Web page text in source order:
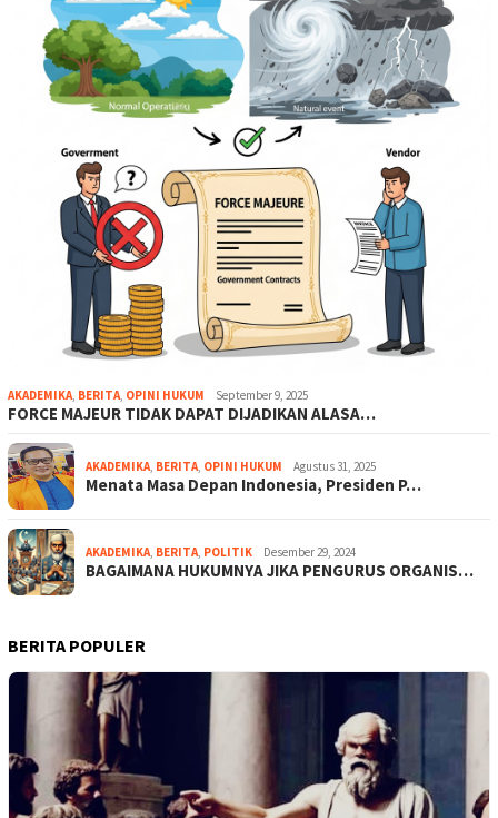
AKADEMIKA, BERITA, OPINI HUKUM September 9, 2025
FORCE MAJEUR TIDAK DAPAT DIJADIKAN ALASA…
AKADEMIKA, BERITA, OPINI HUKUM Agustus 31, 2025
Menata Masa Depan Indonesia, Presiden P…
AKADEMIKA, BERITA, POLITIK Desember 29, 2024
BAGAIMANA HUKUMNYA JIKA PENGURUS ORGANIS…
BERITA POPULER